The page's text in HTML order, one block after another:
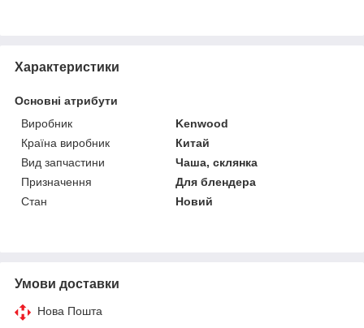
Характеристики
Основні атрибути
Виробник
Kenwood
Країна виробник
Китай
Вид запчастини
Чаша, склянка
Призначення
Для блендера
Стан
Новий
Умови доставки
Нова Пошта